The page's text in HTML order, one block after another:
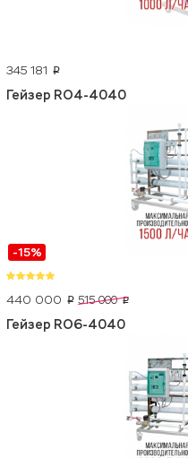
345 181 p
Гейзер RO4-4040
-15%
440 000 p 515 000 p
Гейзер RO6-4040